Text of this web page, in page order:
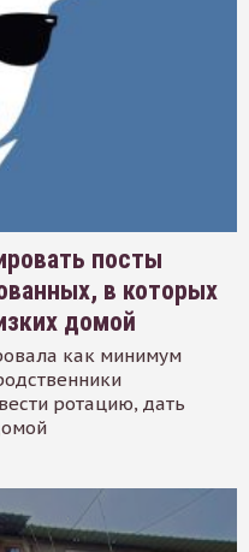
посты
в которых
домой
как минимум
ротацию, дать